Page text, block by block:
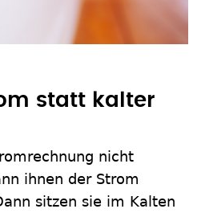
statt kalter
nicht
ihnen der Strom
sitzen sie im Kalten